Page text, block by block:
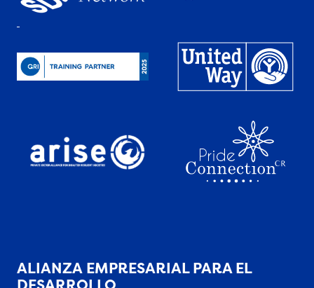
ALIANZA EMPRESARIAL PARA EL